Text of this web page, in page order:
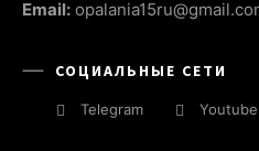
Email:
СОЦИАЛЬНЫЕ СЕТИ
Telegram Youtube